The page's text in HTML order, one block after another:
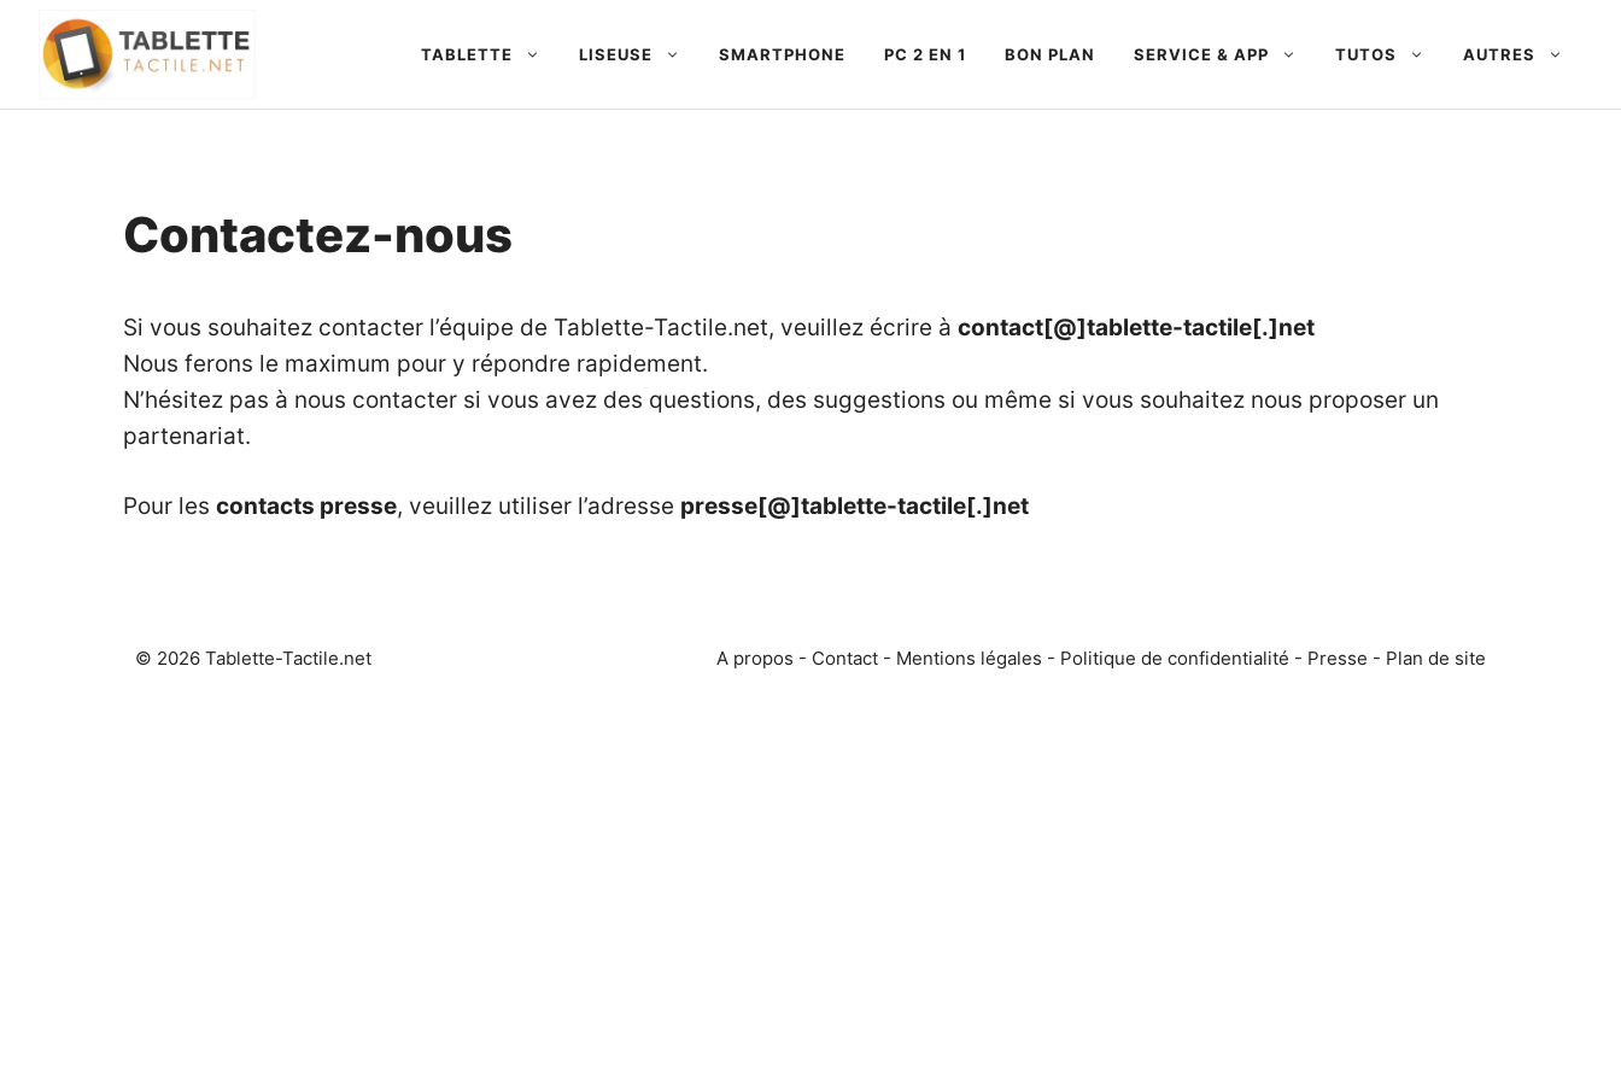
contenu
TABLETTE LISEUSE SMARTPHONE PC 2 EN 1 BON PLAN SERVICE & APP TUTOS AUTRES
Contactez-nous
Si vous souhaitez contacter l’équipe de Tablette-Tactile.net, veuillez écrire à contact[@]tablette-tactile[.]net
Nous ferons le maximum pour y répondre rapidement.
N’hésitez pas à nous contacter si vous avez des questions, des suggestions ou même si vous souhaitez nous proposer un
partenariat.
Pour les contacts presse, veuillez utiliser l’adresse presse[@]tablette-tactile[.]net
A propos - Contact - Mentions légales - Politique de confidentialité - Presse - Plan de site
© 2026 Tablette-Tactile.net